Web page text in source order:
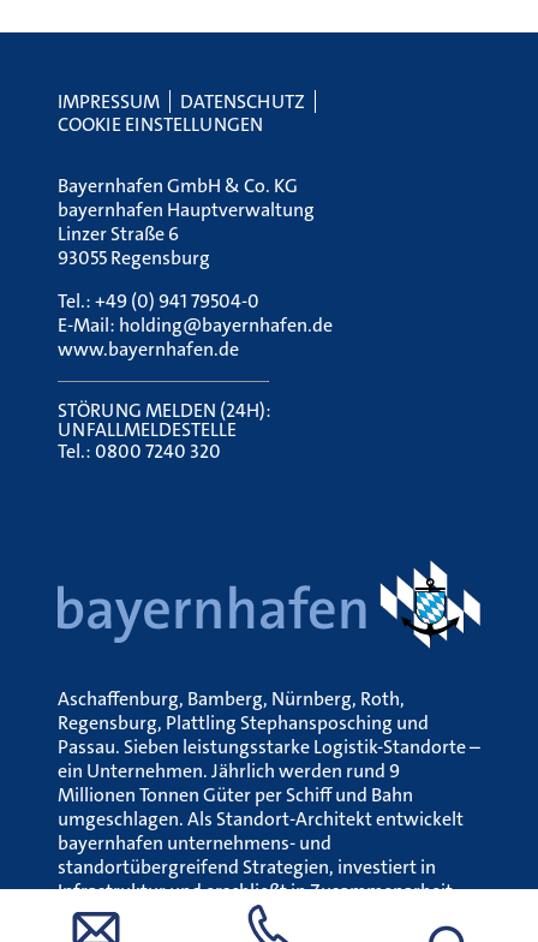
IMPRESSUM
DATENSCHUTZ
COOKIE EINSTELLUNGEN
Bayernhafen GmbH & Co. KG
bayernhafen Hauptverwaltung
Linzer Straße 6
93055 Regensburg
Tel.:+49 (0) 941 79504-0
E-Mail: holding@bayernhafen.de
www.bayernhafen.de
STÖRUNG MELDEN (24H):
UNFALLMELDESTELLE
Tel.:0800 7240 320
Aschaffenburg, Bamberg, Nürnberg, Roth,
Regensburg, Plattling Stephansposching und
Passau. Sieben leistungsstarke Logistik-Standorte –
ein Unternehmen. Jährlich werden rund 9
Millionen Tonnen Güter per Schiff und Bahn
umgeschlagen. Als Standort-Architekt entwickelt
bayernhafen unternehmens- und
standortübergreifend Strategien, investiert in
Infrastruktur und erschließt in Zusammenarbeit
mit den Hafenansiedlern neue